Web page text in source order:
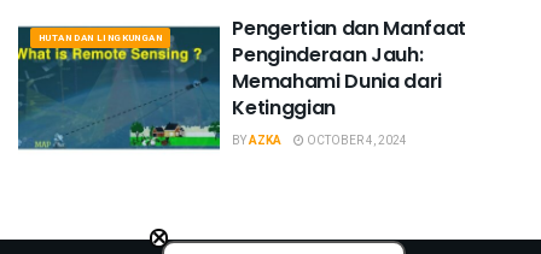
HUTAN DAN LINGKUNGAN
Pengertian dan Manfaat
Penginderaan Jauh:
Memahami Dunia dari
Ketinggian
BYAZKA OCTOBER 4, 2024
×